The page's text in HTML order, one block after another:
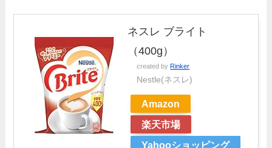
ネスレ ブライト
（400g）
created byRinker
Nestle(ネスレ)
Amazon
楽天市場
Yahooショッピング